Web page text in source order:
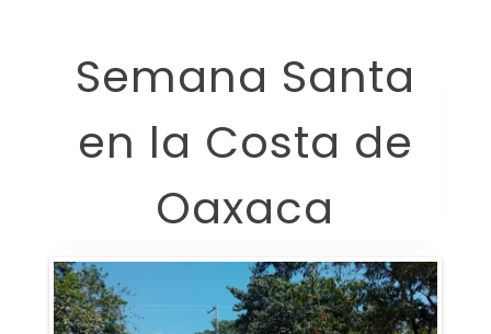
Semana Santa
en la Costa de
Oaxaca